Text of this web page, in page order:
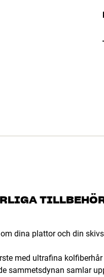
dina plattor och din
med ultrafina
sammetsdynan samlar